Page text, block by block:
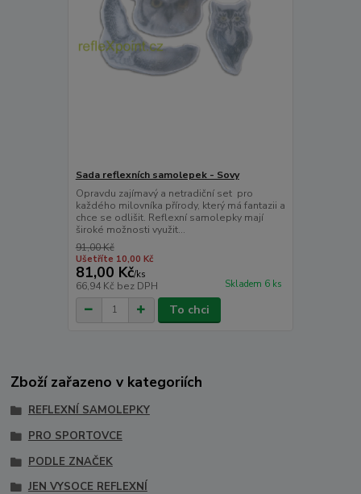
Sada reflexních samolepek - Sovy
Opravdu zajímavý a netradiční set pro
každého milovníka přírody, který má fantazii a
chce se odlišit. Reflexní samolepky mají
široké možnosti využit...
91,00 Kč
Ušetříte 10,00 Kč
81,00 Kč/ks
66,94 Kč bez DPH Skladem 6 ks
To chci
Zboží zařazeno v kategoriích
REFLEXNÍ SAMOLEPKY
PRO SPORTOVCE
PODLE ZNAČEK
JEN VYSOCE REFLEXNÍ